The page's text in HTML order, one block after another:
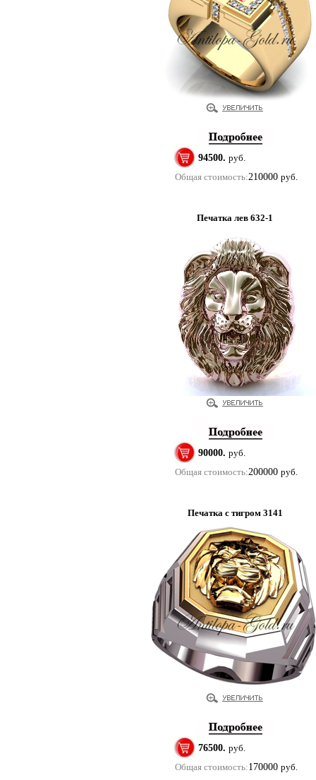
94500. руб.
Общая стоимость:210000 руб.
Печатка лев 632-1
90000. руб.
Общая стоимость:200000 руб.
Печатка с тигром 3141
76500. руб.
Общая стоимость:170000 руб.